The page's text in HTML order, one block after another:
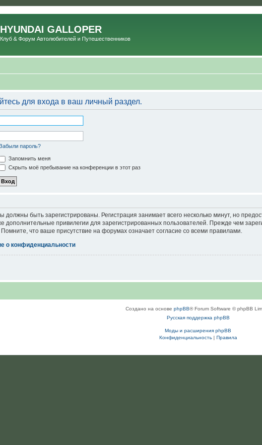
HYUNDAI GALLOPER
Клуб & Форум Автолюбителей и Путешественников
для входа в ваш личный раздел.
пароль?
Запомнить меня
Скрыть моё пребывание на конференции в этот раз
должны быть зарегистрированы. Регистрация занимает всего несколько минут, но
дополнительные привилегии для зарегистрированных пользователей. Прежде чем
что ваше присутствие на форумах означает согласие со всеми правилами.
о конфиденциальности
Создано на основе phpBB® Forum Software © phpBB
Русская поддержка phpBB
Моды и расширения phpBB
Конфиденциальность| Правила